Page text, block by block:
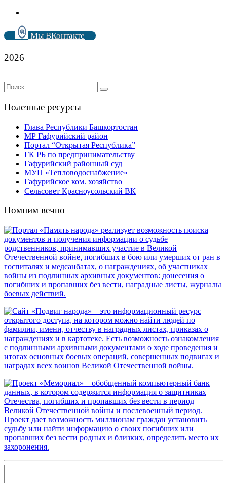
Мы ВКонтакте
2026
Полезные ресурсы
Глава Республики Башкортостан
МР Гафурийский район
Портал “Открытая Республика”
ГК РБ по предпринимательству
Гафурийский районный суд
МУП «Тепловодоснабжение»
Гафурийское ком. хозяйство
Сельсовет Красноусольский ВК
Помним вечно